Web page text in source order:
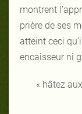
montrent
prière de ses
atteint ceci
encaisseur ni
« hâtez